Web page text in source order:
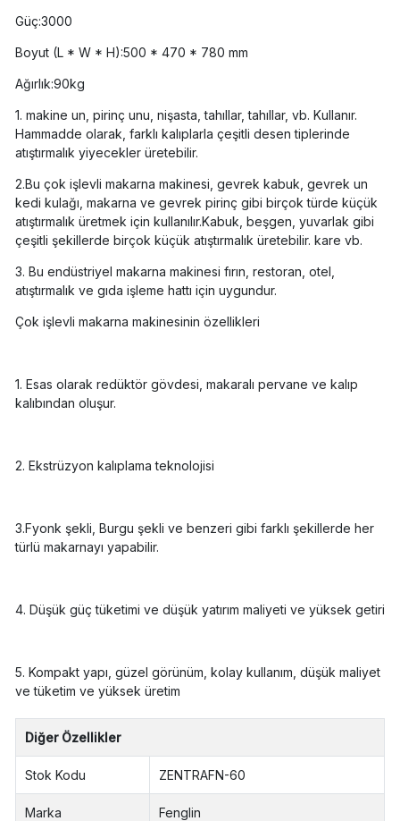
Güç:3000
Boyut (L * W * H):500 * 470 * 780 mm
Ağırlık:90kg
1. makine un, pirinç unu, nişasta, tahıllar, tahıllar, vb. Kullanır.
Hammadde olarak, farklı kalıplarla çeşitli desen tiplerinde
atıştırmalık yiyecekler üretebilir.
2.Bu çok işlevli makarna makinesi, gevrek kabuk, gevrek un
kedi kulağı, makarna ve gevrek pirinç gibi birçok türde küçük
atıştırmalık üretmek için kullanılır.Kabuk, beşgen, yuvarlak gibi
çeşitli şekillerde birçok küçük atıştırmalık üretebilir. kare vb.
3. Bu endüstriyel makarna makinesi fırın, restoran, otel,
atıştırmalık ve gıda işleme hattı için uygundur.
Çok işlevli makarna makinesinin özellikleri
1. Esas olarak redüktör gövdesi, makaralı pervane ve kalıp
kalıbından oluşur.
2. Ekstrüzyon kalıplama teknolojisi
3.Fyonk şekli, Burgu şekli ve benzeri gibi farklı şekillerde her
türlü makarnayı yapabilir.
4. Düşük güç tüketimi ve düşük yatırım maliyeti ve yüksek getiri
5. Kompakt yapı, güzel görünüm, kolay kullanım, düşük maliyet
ve tüketim ve yüksek üretim
Diğer Özellikler
Stok Kodu ZENTRAFN-60
Marka Fenglin